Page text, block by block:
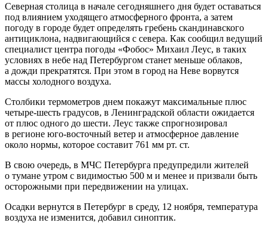
Северная столица в начале сегодняшнего дня будет оставаться
под влиянием уходящего атмосферного фронта, а затем
погоду в городе будет определять гребень скандинавского
антициклона, надвигающийся с севера. Как сообщил ведущий
специалист центра погоды «Фобос» Михаил Леус, в таких
условиях в небе над Петербургом станет меньше облаков,
а дожди прекратятся. При этом в город на Неве ворвутся
массы холодного воздуха.
Столбики термометров днем покажут максимальные плюс
четыре-шесть градусов, в Ленинградской области ожидается
от плюс одного до шести. Леус также спрогнозировал
в регионе юго-восточный ветер и атмосферное давление
около нормы, которое составит 761 мм рт. ст.
В свою очередь, в МЧС Петербурга предупредили жителей
о тумане утром с видимостью 500 м и менее и призвали быть
осторожными при передвижении на улицах.
Осадки вернутся в Петербург в среду, 12 ноября, температура
воздуха не изменится, добавил синоптик.